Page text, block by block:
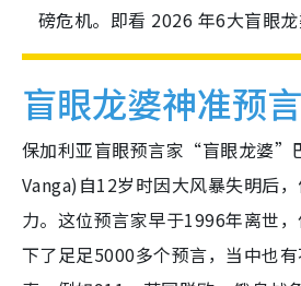
磅危机。即看 2026 年6大盲眼龙
盲眼龙婆神准预
保加利亚盲眼预言家“盲眼龙婆”
Vanga)自12岁时因大风暴失明后
力。这位预言家早于1996年离世
下了足足5000多个预言，当中也